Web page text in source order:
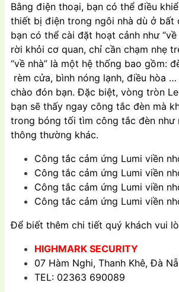
Bằng điện thoại, bạn có thể điều
thiết bị điện trong ngôi nhà dù ở bất
bạn có thể cài đặt hoạt cảnh như “về
rời khỏi cơ quan, chỉ cần chạm nhẹ
“về nhà” là một hệ thống bao gồm:
rèm cửa, bình nóng lạnh, điều hòa …
chào đón bạn. Đặc biệt, vòng tròn
bạn sẽ thấy ngay công tắc đèn mà
trong bóng tối tìm công tắc đèn như
thông thường khác.
Công tắc cảm ứng Lumi viền
Công tắc cảm ứng Lumi viền
Công tắc cảm ứng Lumi viền
Công tắc cảm ứng Lumi viền
Để biết thêm chi tiết quý khách vui
HIGHMARK SECURITY
07 Hàm Nghi, Thanh Khê, Đà
TEL: 02363 690089